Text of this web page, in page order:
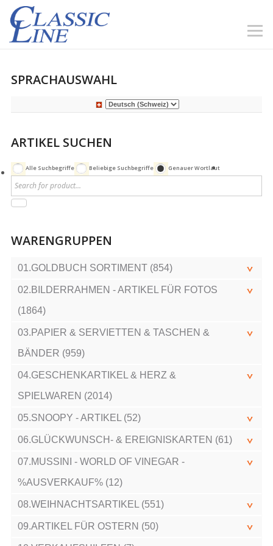
SPRACHAUSWAHL
ARTIKEL SUCHEN
Alle Suchbegriffe Beliebige Suchbegriffe Genauer Wortlaut
WARENGRUPPEN
01.GOLDBUCH SORTIMENT (854)
02.BILDERRAHMEN - ARTIKEL FÜR FOTOS
(1864)
03.PAPIER & SERVIETTEN & TASCHEN &
BÄNDER (959)
04.GESCHENKARTIKEL & HERZ &
SPIELWAREN (2014)
05.SNOOPY - ARTIKEL (52)
06.GLÜCKWUNSCH- & EREIGNISKARTEN (61)
07.MUSSINI - WORLD OF VINEGAR -
%AUSVERKAUF% (12)
08.WEIHNACHTSARTIKEL (551)
09.ARTIKEL FÜR OSTERN (50)